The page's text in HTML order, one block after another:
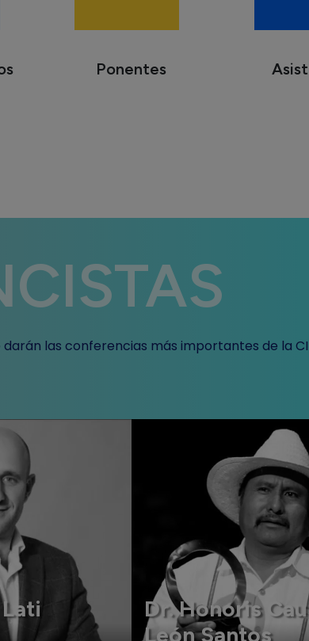
Ponentes
las conferencias más importantes de la
Dr. Honoris
León Santos